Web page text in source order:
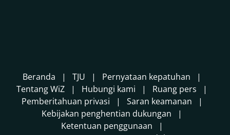
Beranda TJU
Pernyataan kepatuhan
Tentang WiZ
Hubungi kami
Ruang pers
Pemberitahuan privasi
Saran keamanan
Kebijakan penghentian dukungan
Ketentuan penggunaan